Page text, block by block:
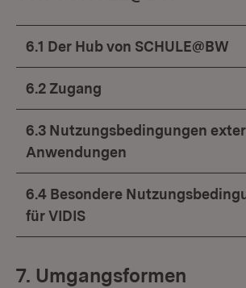
6.1 Der Hub von SCHULE@BW
6.2 Zugang
6.3 Nutzungsbedingungen
Anwendungen
6.4 Besondere
für VIDIS
7. Umgangsformen